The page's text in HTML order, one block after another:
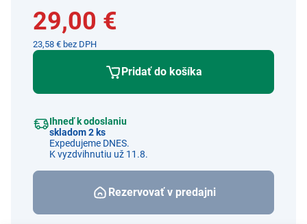
29,00 €
23,58 € bez DPH
Pridať do košíka
Ihneď k odoslaniu
skladom 2 ks
Expedujeme DNES.
K vyzdvihnutiu už 11.8.
Rezervovať v predajni